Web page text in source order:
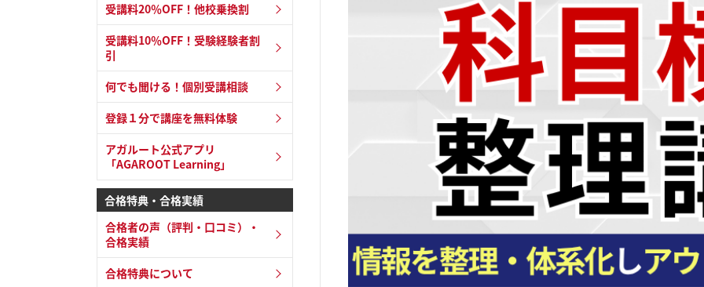
受講料20％OFF！他校乗換割
受講料10％OFF！受験経験者割
引
何でも聞ける！個別受講相談
登録１分で講座を無料体験
アガルート公式アプリ
「AGAROOT Learning」
合格特典・合格実績
合格者の声（評判・口コミ）・
合格実績
合格特典について